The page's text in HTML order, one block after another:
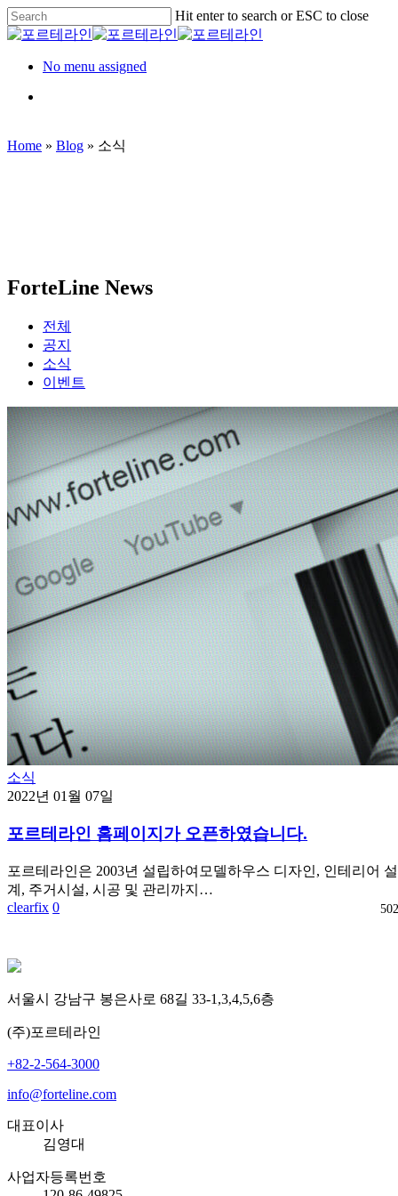
Skip
to
main
content
Hit enter to search or ESC to close
Close
Menu
No menu assigned
Home » Blog » 소식
ForteLine News
전체
공지
소식
이벤트
소식
2022년 01월 07일
포르테라인 홈페이지가 오픈하였습니다.
포르테라인은 2003년 설립하여모델하우스 디자인, 인테리어 설
계, 주거시설, 시공 및 관리까지…
clearfix 0 502
서울시 강남구 봉은사로 68길 33-1,3,4,5,6층
(주)포르테라인
+82-2-564-3000
info@forteline.com
대표이사
김영대
사업자등록번호